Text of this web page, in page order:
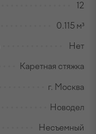
12
0.115 м³
Нет
Каретная стяжка
г. Москва
Новодел
Несъемный